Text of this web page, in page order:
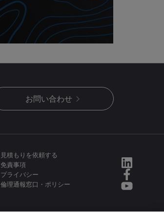
お問い合わせ
見積もりを依頼する
免責事項
プライバシー
倫理通報窓口・ポリシー